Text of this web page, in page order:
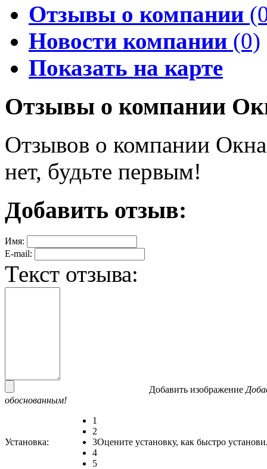
Отзывы о компании
Новости компании (0)
Показать на карте
Отзывы о компании
Отзывов о компании
нет, будьте первым!
Добавить отзыв:
Имя:
E-mail:
Текст отзыва:
Добавить изображение
обоснованным!
Установка:
1
2
3
4
5
Оцените установку, как быстро